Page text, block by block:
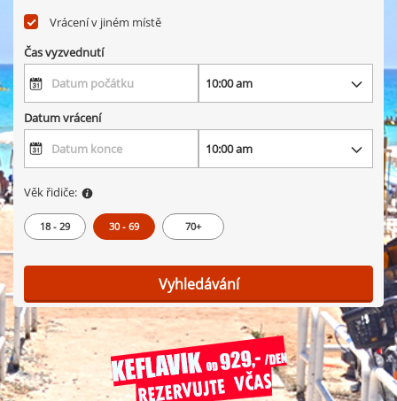
Vrácení v jiném místě
Čas vyzvednutí
Datum vrácení
Věk řidiče:
18 - 29 30 - 69 70+
Vyhledávání